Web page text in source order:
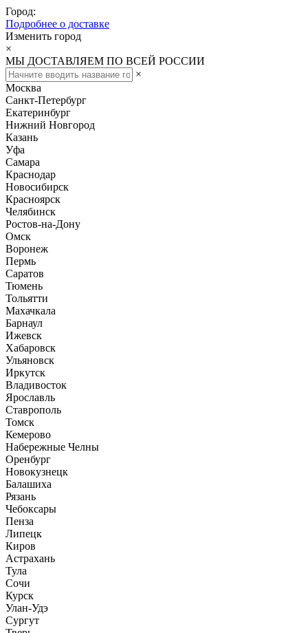
Город:
Подробнее о доставке
Изменить город
×
МЫ ДОСТАВЛЯЕМ ПО ВСЕЙ РОССИИ
×
Москва
Санкт-Петербург
Екатеринбург
Нижний Новгород
Казань
Уфа
Самара
Краснодар
Новосибирск
Красноярск
Челябинск
Ростов-на-Дону
Омск
Воронеж
Пермь
Саратов
Тюмень
Тольятти
Махачкала
Барнаул
Ижевск
Хабаровск
Ульяновск
Иркутск
Владивосток
Ярославль
Ставрополь
Томск
Кемерово
Набережные Челны
Оренбург
Новокузнецк
Балашиха
Рязань
Чебоксары
Пенза
Липецк
Киров
Астрахань
Тула
Сочи
Курск
Улан-Удэ
Сургут